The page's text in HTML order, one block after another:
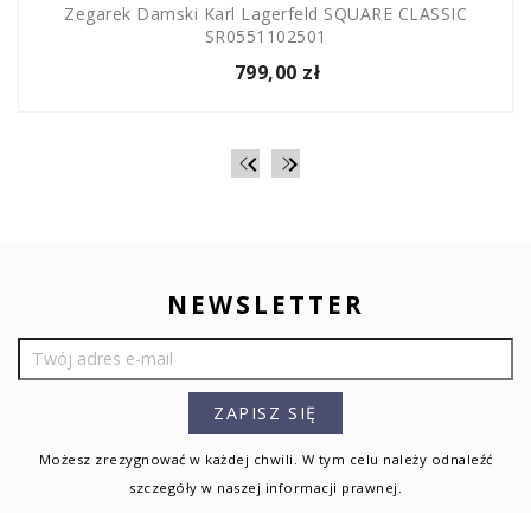

Zegarek Damski Karl Lagerfeld SQUARE CLASSIC
SR0551102501
799,00 zł

NEWSLETTER
Możesz zrezygnować w każdej chwili. W tym celu należy odnaleźć
szczegóły w naszej informacji prawnej.